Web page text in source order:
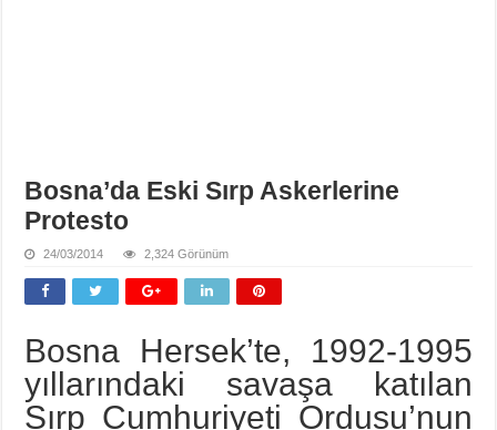
Bosna’da Eski Sırp Askerlerine
Protesto
24/03/2014 2,324 Görünüm
Bosna Hersek’te, 1992-1995
yıllarındaki savaşa katılan
Sırp Cumhuriyeti Ordusu’nun